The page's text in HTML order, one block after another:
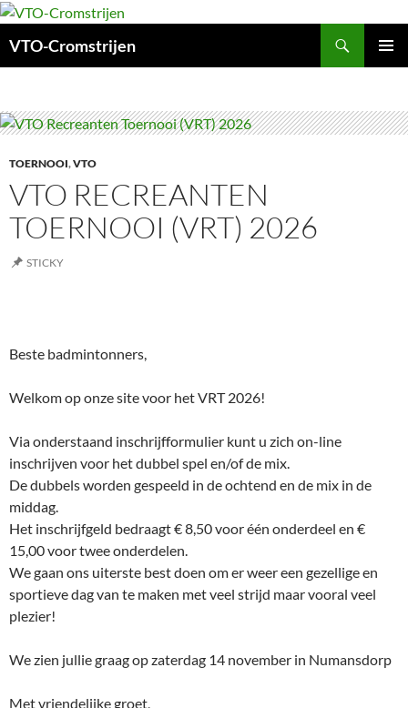
Ga
deVTO-Cromstrijen
TOERNOOI,VTO
VTO RECREANTEN
TOERNOOI (VRT) 2026
STICKY
Beste badmintonners,
Welkom op onze site voor het VRT 2026!
Via onderstaand inschrijfformulier kunt u zich on-line
inschrijven voor het dubbel spel en/of de mix.
De dubbels worden gespeeld in de ochtend en de mix in de
middag.
Het inschrijfgeld bedraagt € 8,50 voor één onderdeel en €
15,00 voor twee onderdelen.
We gaan ons uiterste best doen om er weer een gezellige en
sportieve dag van te maken met veel strijd maar vooral veel
plezier!
We zien jullie graag op zaterdag 14 november in Numansdorp
Met vriendelijke groet,